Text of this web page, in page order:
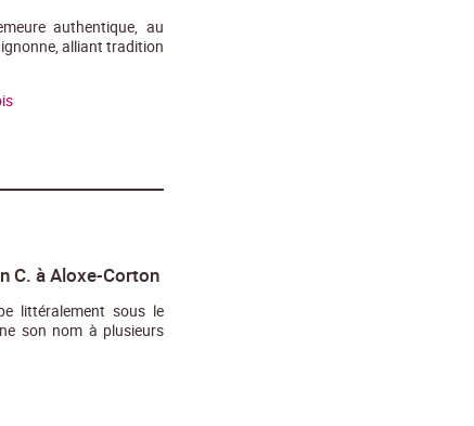
authentique, au
alliant tradition
C. à Aloxe-Corton
littéralement sous le
son nom à plusieurs